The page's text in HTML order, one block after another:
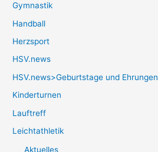
Gymnastik
Handball
Herzsport
HSV.news
HSV.news>Geburtstage und Ehrungen
Kinderturnen
Lauftreff
Leichtathletik
Aktuelles